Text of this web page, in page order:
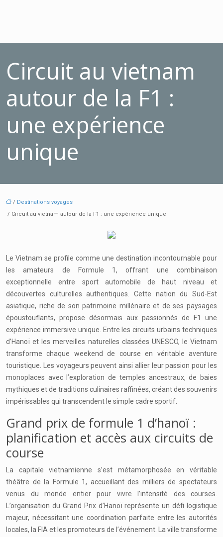
Circuit au vietnam
autour de la F1 :
une expérience
unique
/ Destinations voyages
/ Circuit au vietnam autour de la F1 : une expérience unique
Le Vietnam se profile comme une destination incontournable pour
les amateurs de Formule 1, offrant une combinaison
exceptionnelle entre sport automobile de haut niveau et
découvertes culturelles authentiques. Cette nation du Sud-Est
asiatique, riche de son patrimoine millénaire et de ses paysages
époustouflants, propose désormais aux passionnés de F1 une
expérience immersive unique. Entre les circuits urbains techniques
d’Hanoï et les merveilles naturelles classées UNESCO, le Vietnam
transforme chaque weekend de course en véritable aventure
touristique. Les voyageurs peuvent ainsi allier leur passion pour les
monoplaces avec l’exploration de temples ancestraux, de baies
mythiques et de traditions culinaires raffinées, créant des souvenirs
impérissables qui transcendent le simple cadre sportif.
Grand prix de formule 1 d’hanoï :
planification et accès aux circuits de
course
La capitale vietnamienne s’est métamorphosée en véritable
théâtre de la Formule 1, accueillant des milliers de spectateurs
venus du monde entier pour vivre l’intensité des courses.
L’organisation du Grand Prix d’Hanoï représente un défi logistique
majeur, nécessitant une coordination parfaite entre les autorités
locales, la FIA et les promoteurs de l’événement. La ville transforme